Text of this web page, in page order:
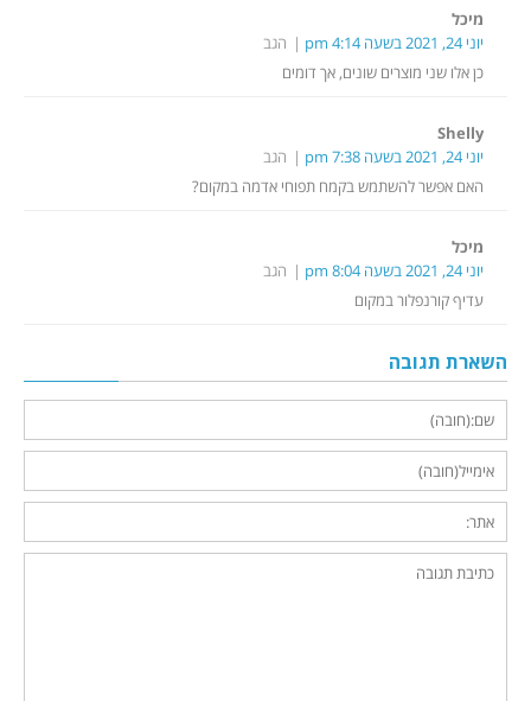
מיכל
יוני 24, 2021 בשעה 4:14 pm
הגב
כן אלו שני מוצרים שונים, אך דומים
Shelly
יוני 24, 2021 בשעה 7:38 pm
הגב
האם אפשר להשתמש בקמח תפוחי אדמה במקום?
מיכל
יוני 24, 2021 בשעה 8:04 pm
הגב
עדיף קורנפלור במקום
השארת תגובה